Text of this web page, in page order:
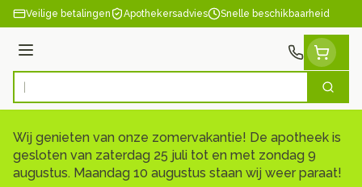
Ga naar de inhoud
Veilige betalingen Apothekersadvies Snelle beschikbaarheid
Menu
Product, merk, categorie... Zoek
Wij genieten van onze zomervakantie! De apotheek is
gesloten van zaterdag 25 juli tot en met zondag 9
augustus. Maandag 10 augustus staan wij weer paraat!